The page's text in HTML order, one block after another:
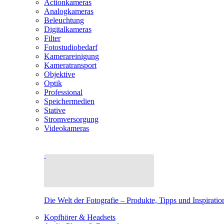
Actionkameras
Analogkameras
Beleuchtung
Digitalkameras
Filter
Fotostudiobedarf
Kamerareinigung
Kameratransport
Objektive
Optik
Professional
Speichermedien
Stative
Stromversorgung
Videokameras
Die Welt der Fotografie – Produkte, Tipps und
Kopfhörer & Headsets